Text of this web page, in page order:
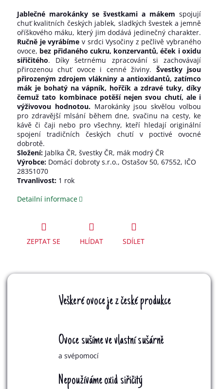
Jablečné marokánky se švestkami a mákem spojují
chuť kvalitních českých jablek, sladkých švestek a jemně
oříškového máku, který jim dodává jedinečný charakter.
Ručně je vyrábíme v srdci Vysočiny z pečlivě vybraného
ovoce, bez přidaného cukru, konzervantů, éček i oxidu
siřičitého. Díky šetrnému zpracování si zachovávají
přirozenou chuť ovoce i cenné živiny. Švestky jsou
přirozeným zdrojem vlákniny a antioxidantů, zatímco
mák je bohatý na vápník, hořčík a zdravé tuky, díky
čemuž tato kombinace potěší nejen svou chutí, ale i
výživovou hodnotou.Marokánky jsou skvělou volbou
pro zdravější mlsání během dne, svačinu na cesty, ke
kávě či čaji nebo pro všechny, kteří hledají originální
spojení tradičních českých chutí v poctivé ovocné
dobrotě.
Složení: Jablka ČR, švestky ČR, mák modrý ČR
Výrobce: Domácí dobroty s.r.o., Ostašov 50, 67552, IČO
28351070
Trvanlivost: 1 rok
Detailní informace
ZEPTAT SE HLÍDAT SDÍLET
Veškeré ovoce je z české produkce
Ovoce sušíme ve vlastní sušárně
a svépomocí
Nepoužíváme oxid siřičitý